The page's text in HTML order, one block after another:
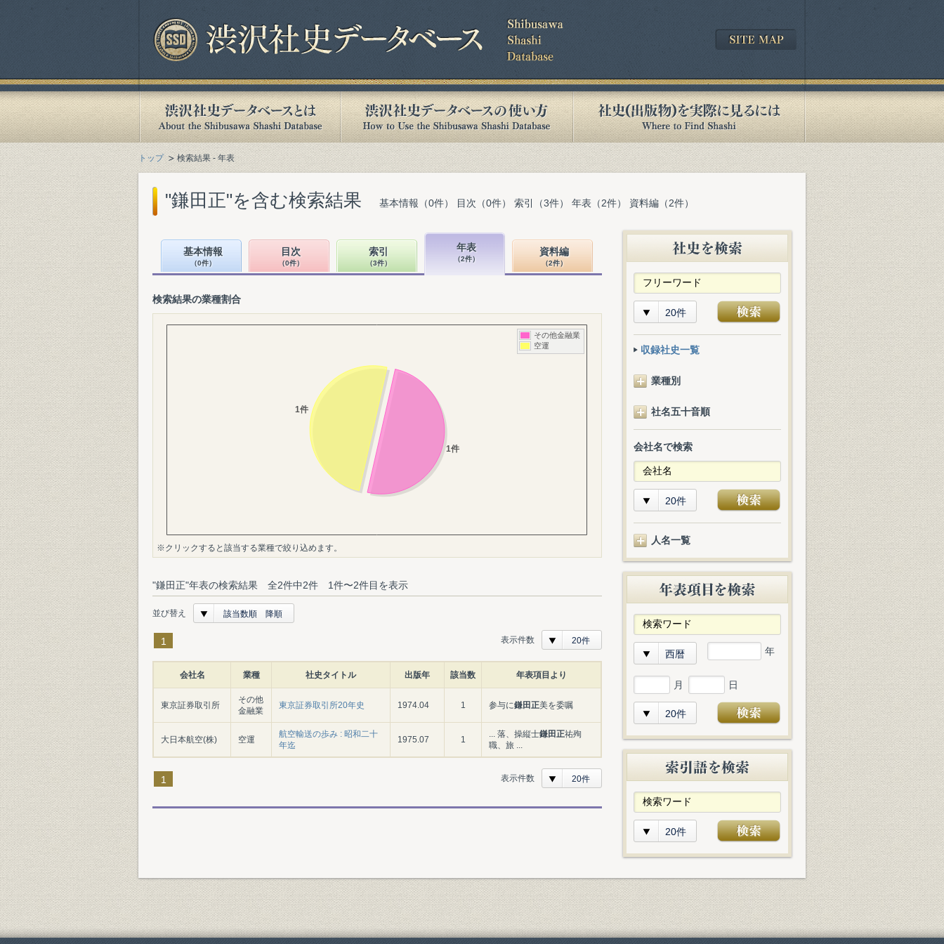
トップ 検索結果 - 年表
"鎌田正"を含む検索結果 基本情報（0件） 目次（0件） 索引（3件） 年表（2件） 資料編（2件）
基本情報
（0件）
目次
（0件）
索引
（3件）
年表
（2件）
資料編
（2件）
検索結果の業種割合
※クリックすると該当する業種で絞り込めます。
"鎌田正"年表の検索結果 全2件中2件 1件〜2件目を表示
並び替え 該当数順 降順
1 表示件数 20件
会社名 業種 社史タイトル 出版年 該当数 年表項目より
東京証券取引所
その他
金融業
東京証券取引所20年史 1974.04 1 参与に鎌田正美を委嘱
大日本航空(株) 空運
航空輸送の歩み : 昭和二十
年迄
1975.07 1
... 落、操縦士鎌田正祐殉
職、旅 ...
1 表示件数 20件
20件
収録社史一覧
業種別
社名五十音順
会社名で検索
20件
人名一覧
西暦 年
月 日
20件
20件